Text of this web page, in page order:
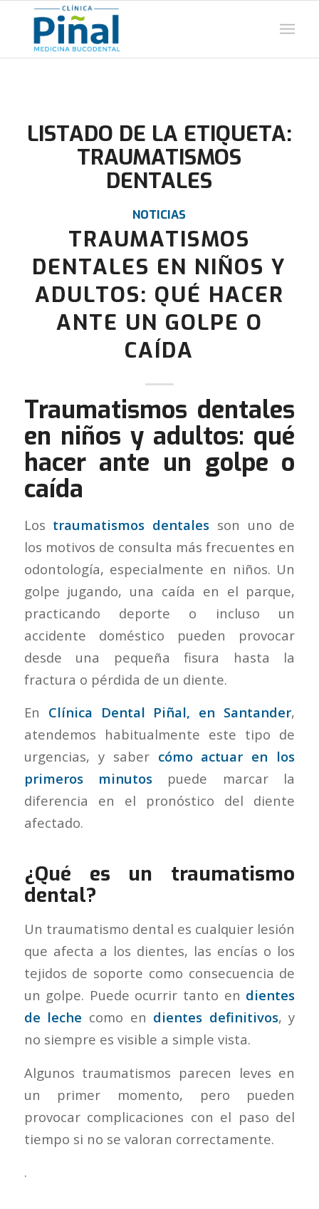
LISTADO DE LA ETIQUETA:
TRAUMATISMOS
DENTALES
NOTICIAS
TRAUMATISMOS
DENTALES EN NIÑOS Y
ADULTOS: QUÉ HACER
ANTE UN GOLPE O
CAÍDA
Traumatismos dentales
en niños y adultos: qué
hacer ante un golpe o
caída
Los traumatismos dentales son uno de
los motivos de consulta más frecuentes en
odontología, especialmente en niños. Un
golpe jugando, una caída en el parque,
practicando deporte o incluso un
accidente doméstico pueden provocar
desde una pequeña fisura hasta la
fractura o pérdida de un diente.
En Clínica Dental Piñal, en Santander,
atendemos habitualmente este tipo de
urgencias, y saber cómo actuar en los
primeros minutos puede marcar la
diferencia en el pronóstico del diente
afectado.
¿Qué es un traumatismo
dental?
Un traumatismo dental es cualquier lesión
que afecta a los dientes, las encías o los
tejidos de soporte como consecuencia de
un golpe. Puede ocurrir tanto en dientes
de leche como en dientes definitivos, y
no siempre es visible a simple vista.
Algunos traumatismos parecen leves en
un primer momento, pero pueden
provocar complicaciones con el paso del
tiempo si no se valoran correctamente.
.